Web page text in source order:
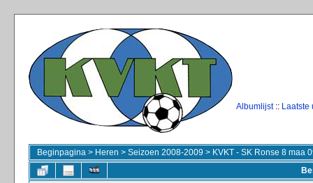
Albumlijst:: Laatste
Beginpagina > Heren > Seizoen 2008-2009 > KVKT - SK Ronse 8 maa